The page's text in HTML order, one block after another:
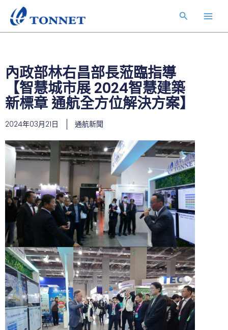
搜
尋
內政部林右昌部長蒞臨指導
【智慧城市展 2024智慧建築
新標章 通航全方位解決方案】
2024年03月21日 通航新聞